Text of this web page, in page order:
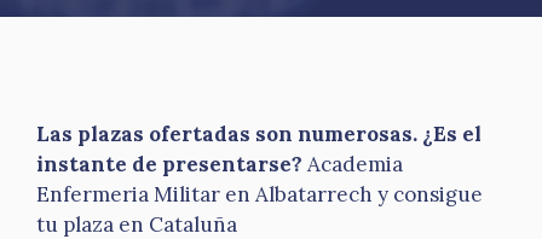
Las plazas ofertadas son numerosas. ¿Es el
instante de presentarse? Academia
Enfermeria Militar en Albatarrech y consigue
tu plaza en Cataluña